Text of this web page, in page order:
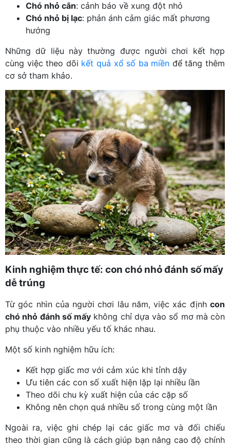
Chó nhỏ cắn: cảnh báo về xung đột nhỏ
Chó nhỏ bị lạc: phản ánh cảm giác mất phương
hướng
Những dữ liệu này thường được người chơi kết hợp
cùng việc theo dõi kết quả xổ số ba miền để tăng thêm
cơ sở tham khảo.
Kinh nghiệm thực tế: con chó nhỏ đánh số mấy
dễ trúng
Từ góc nhìn của người chơi lâu năm, việc xác định con
chó nhỏ đánh số mấy không chỉ dựa vào sổ mơ mà còn
phụ thuộc vào nhiều yếu tố khác nhau.
Một số kinh nghiệm hữu ích:
Kết hợp giấc mơ với cảm xúc khi tỉnh dậy
Ưu tiên các con số xuất hiện lặp lại nhiều lần
Theo dõi chu kỳ xuất hiện của các cặp số
Không nên chọn quá nhiều số trong cùng một lần
Ngoài ra, việc ghi chép lại các giấc mơ và đối chiếu
theo thời gian cũng là cách giúp bạn nâng cao độ chính